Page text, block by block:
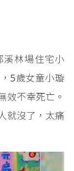
林場住宅小
5歲女童小璇
效不幸死亡。
就沒了，太痛